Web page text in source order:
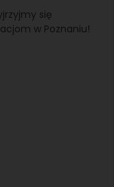
się
w Poznaniu!